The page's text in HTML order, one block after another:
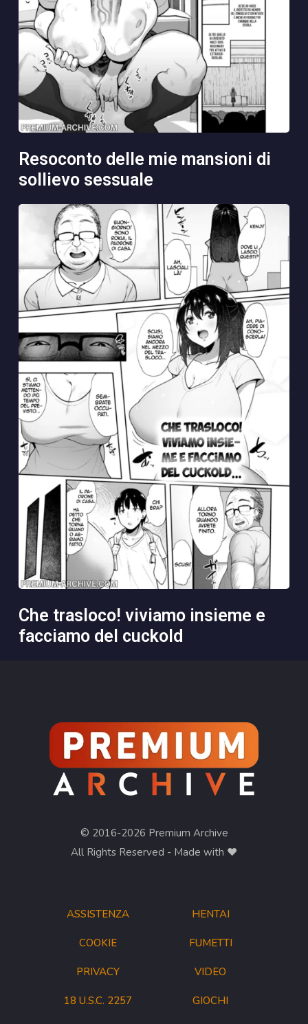
resoconto delle mie mansioni di
sollievo sessuale
che trasloco! viviamo insieme e
facciamo del cuckold
ASSISTENZA
COOKIE
PRIVACY
18 U.S.C. 2257
© 2016-2026 Premium Archive
All Rights Reserved - Made with ❤︎
HENTAI
FUMETTI
VIDEO
GIOCHI